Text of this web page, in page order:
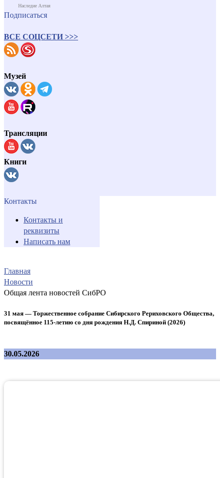
Наследие Алтая
Подписаться
ВСЕ СОЦСЕТИ >>>
Музей
Трансляции
Книги
Контакты
Контакты и
реквизиты
Написать нам
Главная
Новости
Общая лента новостей СибРО
31 мая — Торжественное собрание Сибирского Рериховского Общества,
посвящённое 115-летию со дня рождения Н.Д. Спириной (2026)
30.05.2026